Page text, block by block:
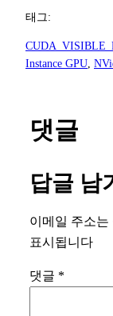
태그:
Instance GPU,
댓글
답글 남
이메일 주소
표시됩니다
댓글 *